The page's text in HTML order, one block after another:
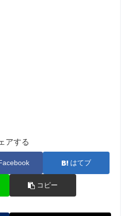
アする
はてブ
コピー